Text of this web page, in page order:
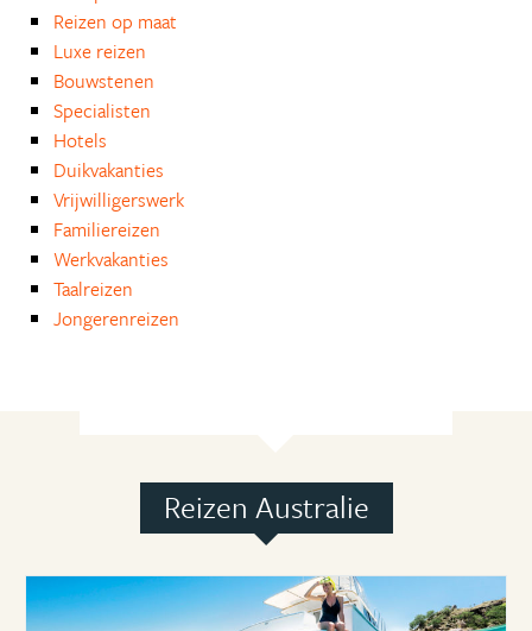
Reizen op maat
Luxe reizen
Bouwstenen
Specialisten
Hotels
Duikvakanties
Vrijwilligerswerk
Familiereizen
Werkvakanties
Taalreizen
Jongerenreizen
Reizen Australie